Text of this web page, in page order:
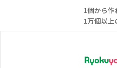
1個から作
1万個以上